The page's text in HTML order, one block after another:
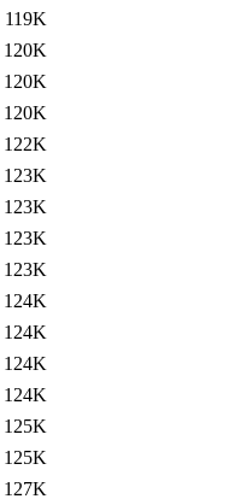
119K
120K
120K
120K
122K
123K
123K
123K
123K
124K
124K
124K
124K
125K
125K
127K